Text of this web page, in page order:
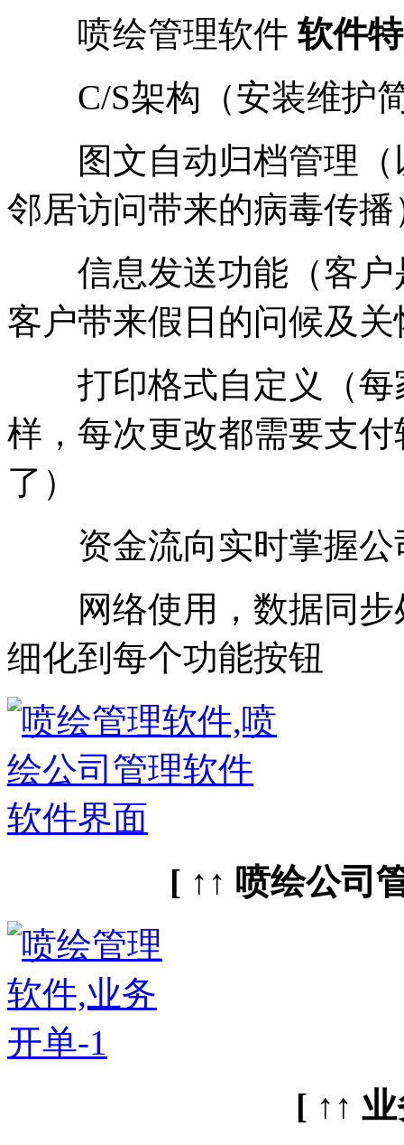
喷绘管理软件 软件
C/S架构（安装维护
图文自动归档管理（
邻居访问带来的病毒传播
信息发送功能（客户
客户带来假日的问候及关
打印格式自定义（每
样，每次更改都需要支
了）
资金流向实时掌握公
网络使用，数据同步
细化到每个功能按钮
[ ↑↑ 喷绘公司
[ ↑↑